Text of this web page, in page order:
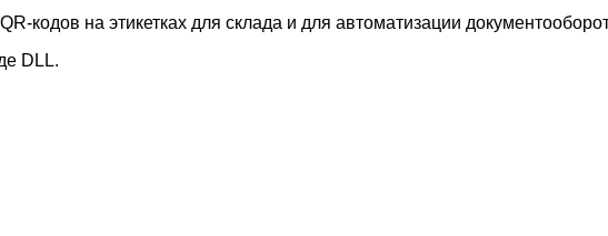
кодов на этикетках для склада и для автоматизации
DLL.